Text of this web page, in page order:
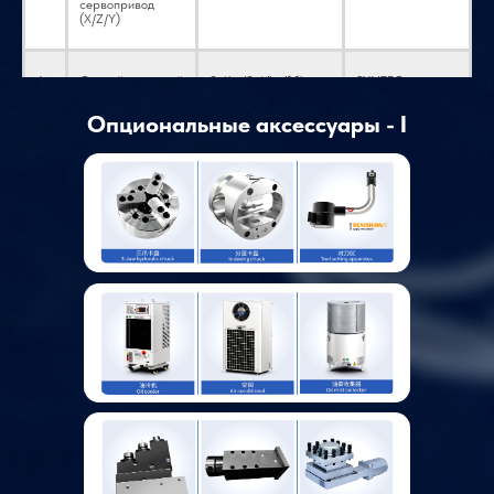
сервопривод
(X/Z/Y)
6
Осевой моторный
2.4kw/2.4/kw/1.1kw SYNTEC
Мотор головки 3.1kw *1 SYNTEC
Мотор головки
( ER25 , 4+4 ) *1
Заводская
индивидуальная
настройка
Револьверная
(Дополнительно,
перед выбором
опций
проконсультируйтесь
с инженером)
SWIFT
Трехцветный
звуковой сигнал
тревоги
Заводская
настройка
Опциональные аксессуары - I